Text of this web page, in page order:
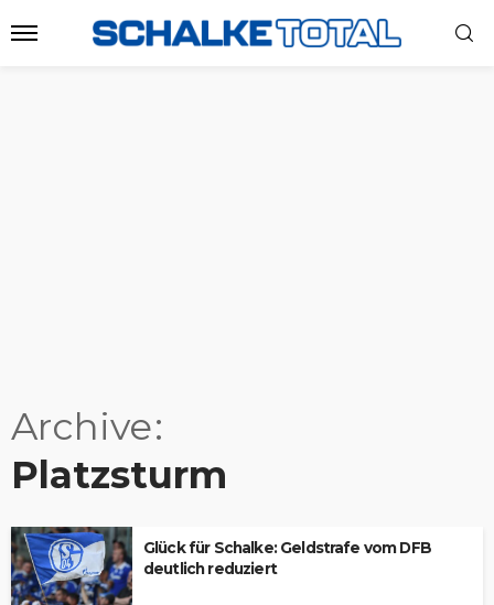
Archive
Platzsturm
Glück für Schalke: Geldstrafe vom DFB
deutlich reduziert